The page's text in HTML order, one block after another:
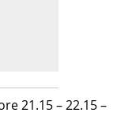
21.15 – 22.15 –